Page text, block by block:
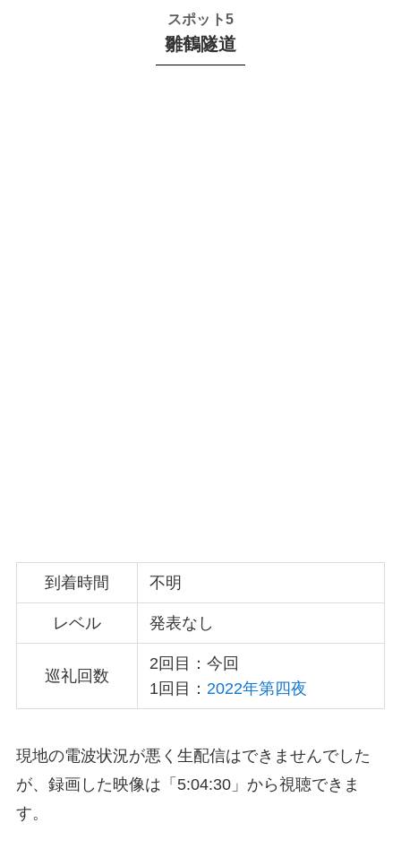
スポット5
雛鶴隧道
到着時間 不明
レベル 発表なし
巡礼回数
2回目：今回
1回目： 2022年第四夜
現地の電波状況が悪く生配信はできませんでした
が、録画した映像は「5:04:30」から視聴できま
す。